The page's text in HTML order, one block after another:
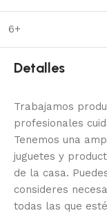
6+
Detalles
Trabajamos
profesionales
Tenemos una
juguetes y
de la casa.
consideres
todas las que